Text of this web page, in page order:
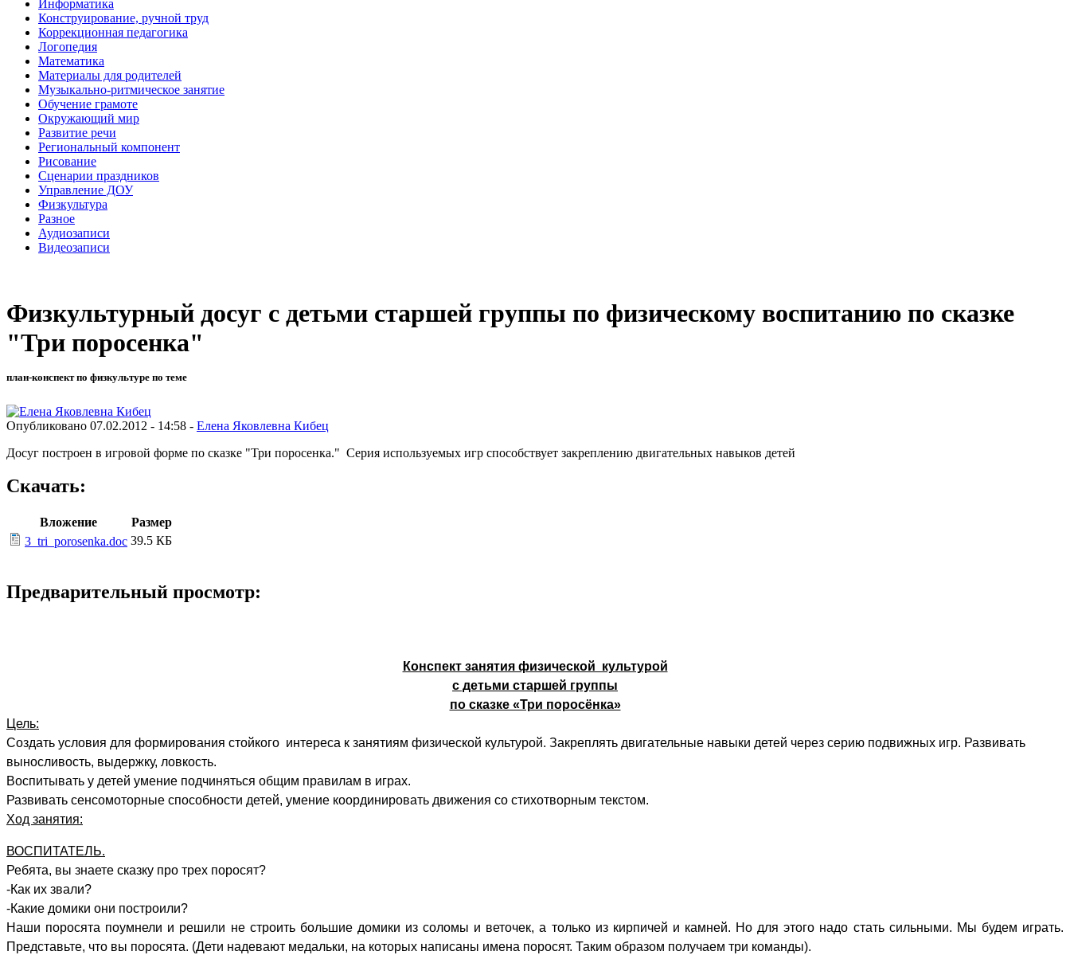
Информатика
Конструирование, ручной труд
Коррекционная педагогика
Логопедия
Математика
Материалы для родителей
Музыкально-ритмическое занятие
Обучение грамоте
Окружающий мир
Развитие речи
Региональный компонент
Рисование
Сценарии праздников
Управление ДОУ
Физкультура
Разное
Аудиозаписи
Видеозаписи
Физкультурный досуг с детьми старшей группы по физическому воспитанию по сказке
"Три поросенка"
план-конспект по физкультуре по теме
Опубликовано 07.02.2012 - 14:58 - Елена Яковлевна Кибец
Досуг построен в игровой форме по сказке "Три поросенка." Серия используемых игр способствует закреплению двигательных навыков детей
Скачать:
Вложение
Размер
3_tri_porosenka.doc 39.5 КБ
Предварительный просмотр:
Конспект занятия физической культурой
с детьми старшей группы
по сказке «Три поросёнка»
Цель:
Создать условия для формирования стойкого интереса к занятиям физической культурой. Закреплять двигательные навыки детей через серию подвижных игр. Развивать
выносливость, выдержку, ловкость.
Воспитывать у детей умение подчиняться общим правилам в играх.
Развивать сенсомоторные способности детей, умение координировать движения со стихотворным текстом.
Ход занятия:
ВОСПИТАТЕЛЬ.
Ребята, вы знаете сказку про трех поросят?
-Как их звали?
-Какие домики они построили?
Наши поросята поумнели и решили не строить большие домики из соломы и веточек, а только из кирпичей и камней. Но для этого надо стать сильными. Мы будем играть.
Представьте, что вы поросята. (Дети надевают медальки, на которых написаны имена поросят. Таким образом получаем три команды).